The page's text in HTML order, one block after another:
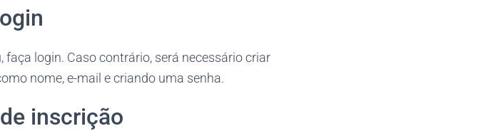
login. Caso contrário, será necessário criar
nome, e-mail e criando uma senha.
inscrição